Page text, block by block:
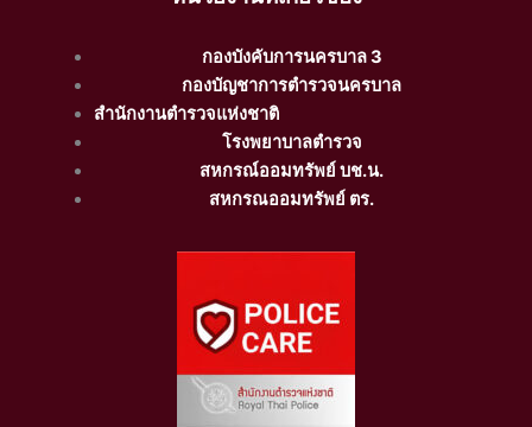
กองบังคับการนครบาล 3
กองบัญชาการตำรวจนครบาล
สำนักงานตำรวจแห่งชาติ
โรงพยาบาลตำรวจ
สหกรณ์ออมทรัพย์ บช.น.
สหกรณออมทรัพย์ ตร.